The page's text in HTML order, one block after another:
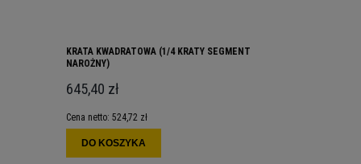
KRATA KWADRATOWA (1/4 KRATY SEGMENT
NAROŻNY)
645,40 zł
Cena netto: 524,72 zł
DO KOSZYKA